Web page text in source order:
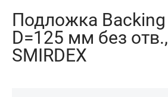
Подложка
D=125 мм без
SMIRDEX